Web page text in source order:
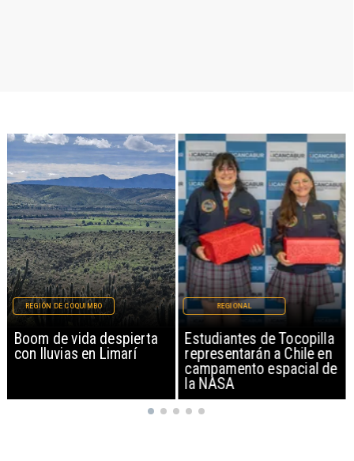
Boom de vida despierta
con lluvias en Limarí
REGIÓN DE COQUIMBO
Estudiantes de Tocopilla
representarán a Chile en
campamento espacial de
la NASA
REGIONAL